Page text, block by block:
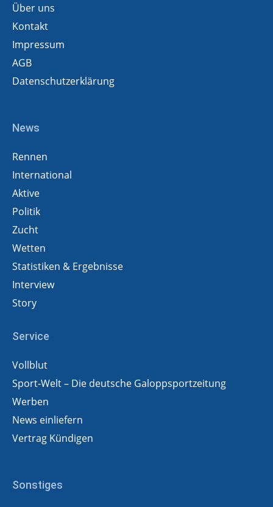
Über uns
Kontakt
Impressum
AGB
Datenschutzerklärung
News
Rennen
International
Aktive
Politik
Zucht
Wetten
Statistiken & Ergebnisse
Interview
Story
Service
Vollblut
Sport-Welt – Die deutsche Galoppsportzeitung
Werben
News einliefern
Vertrag Kündigen
Sonstiges